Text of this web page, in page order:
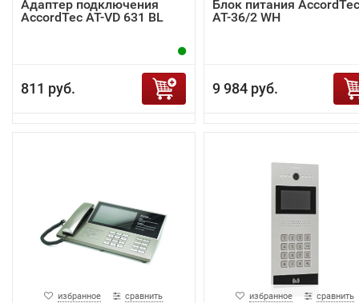
Адаптер подключения
AccordTec AT-VD 631 BL
811 руб.
Блок питания AccordTec
AT-36/2 WH
9 984 руб.
избранное сравнить избранное сравнить